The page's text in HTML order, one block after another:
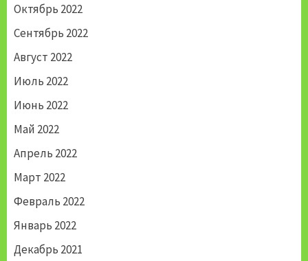
Октябрь 2022
Сентябрь 2022
Август 2022
Июль 2022
Июнь 2022
Май 2022
Апрель 2022
Март 2022
Февраль 2022
Январь 2022
Декабрь 2021